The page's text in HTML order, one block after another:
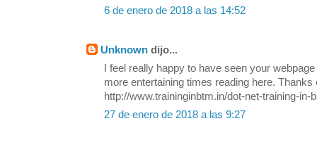
6 de enero de 2018 a las 14:52
Unknown dijo...
I feel really happy to have seen your
more entertaining times reading here.
http://www.traininginbtm.in/dot-net-training-in-
27 de enero de 2018 a las 9:27